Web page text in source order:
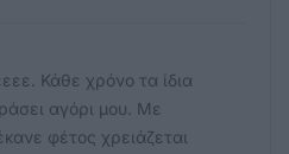
Κάθε χρόνο τα ίδια
αγόρι μου. Με
φέτος χρειάζεται